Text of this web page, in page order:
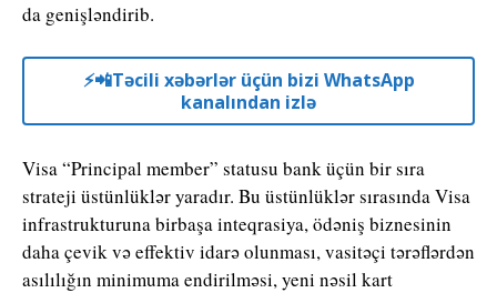
da genişləndirib.
⚡️📲Təcili xəbərlər üçün bizi WhatsApp
kanalından izlə
Visa “Principal member” statusu bank üçün bir sıra
strateji üstünlüklər yaradır. Bu üstünlüklər sırasında Visa
infrastrukturuna birbaşa inteqrasiya, ödəniş biznesinin
daha çevik və effektiv idarə olunması, vasitəçi tərəflərdən
asılılığın minimuma endirilməsi, yeni nəsil kart